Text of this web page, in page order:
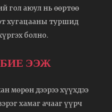
гол аюул нь өөртөө
хугацааны туршид
болно.
БИЕ ЭЭЖ
мөрөн дээрээ хүүхдээ
хамаг ачааг үүрч